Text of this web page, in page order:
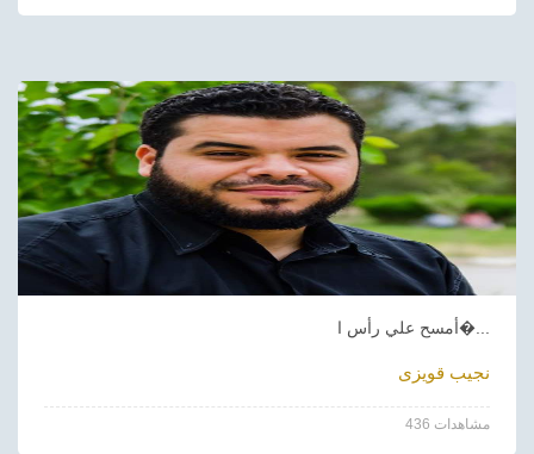
أمسح علي رأس ا�...
نجيب قويزى
436 مشاهدات